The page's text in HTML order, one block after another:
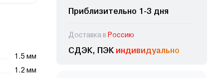
1.5 мм
1.2 мм
Приблизительно 1-3 дня
Доставка в Россию
СДЭК, ПЭК индивидуально